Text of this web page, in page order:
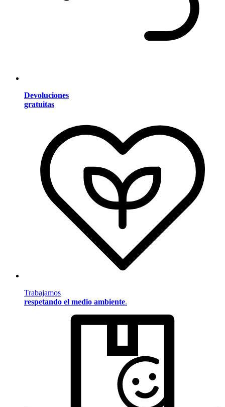
Devoluciones
gratuitas
Trabajamos
respetando el medio ambiente.